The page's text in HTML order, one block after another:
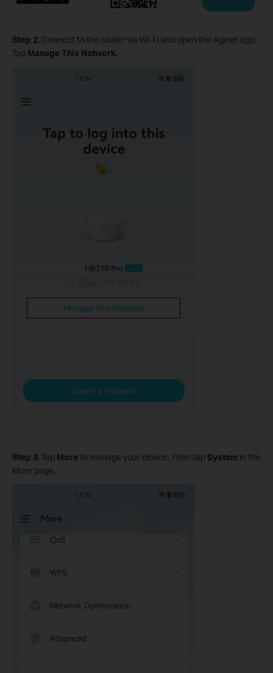
Step 2. Connect to the router via Wi-Fi and open the Aginet app.
Tap Manage This Network.
Step 3.Tap Moreto manage your device.Then tap System in the
More page.